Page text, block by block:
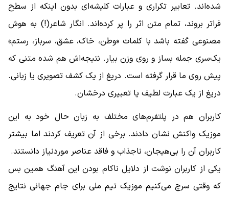
شده‌اند. تعابیر تکراری و عبارات کلیشه‌ای بدون اینکه از سطح
فراتر بروند، تمام متن اثر را پر کرده‌اند. انگار شاعر(!) به هوش
مصنوعی گفته باشد با کلمات «وطن، خاک، عشق، سرباز، رستم»
یک‌سری جمله بساز و روی وزن بیار. نتیجه‌اش هم شده متنی که
پیش روی ما قرار گرفته است. دریغ از یک کشف تصویری یا زبانی.
دریغ از یک عبارت لطیف یا تعبیری درخشان.
کاربران هم در پلتفرم‌های مختلف به زبان حال خود به این
موزیک واکنش نشان دادند. برخی از آن تعریف کردند اما بیشتر
کاربران آن را بی‌هیجان، ناجذاب و فاقد عناصر موردنیاز دانستند.
یکی از کاربران نوشت از دلایل ناکام بودن این آهنگ همین بس
که وقتی سرچ می‌کنیم موزیک تیم ملی برای جام جهانی نتایج